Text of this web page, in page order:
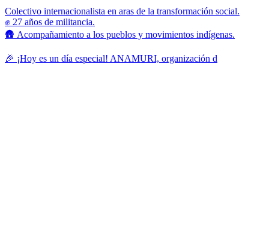
Colectivo internacionalista en aras de la transformación social.
✊ 27 años de militancia.
🛖 Acompañamiento a los pueblos y movimientos indígenas.
🎉 ¡Hoy es un día especial! ANAMURI, organización d